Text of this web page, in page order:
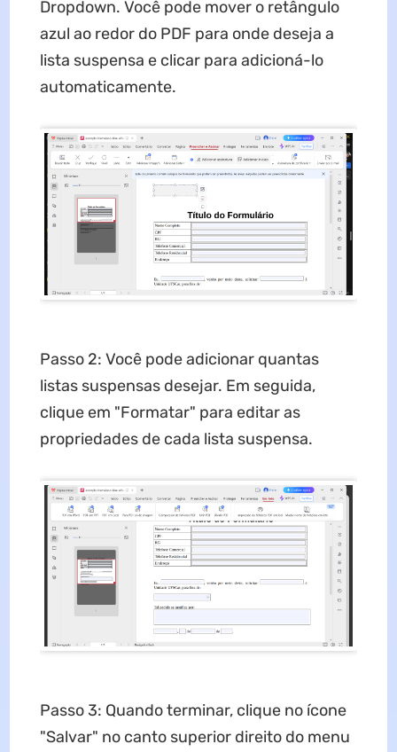
Dropdown. Você pode mover o retângulo
azul ao redor do PDF para onde deseja a
lista suspensa e clicar para adicioná-lo
automaticamente.
Passo 2: Você pode adicionar quantas
listas suspensas desejar. Em seguida,
clique em "Formatar" para editar as
propriedades de cada lista suspensa.
Passo 3: Quando terminar, clique no ícone
"Salvar" no canto superior direito do menu